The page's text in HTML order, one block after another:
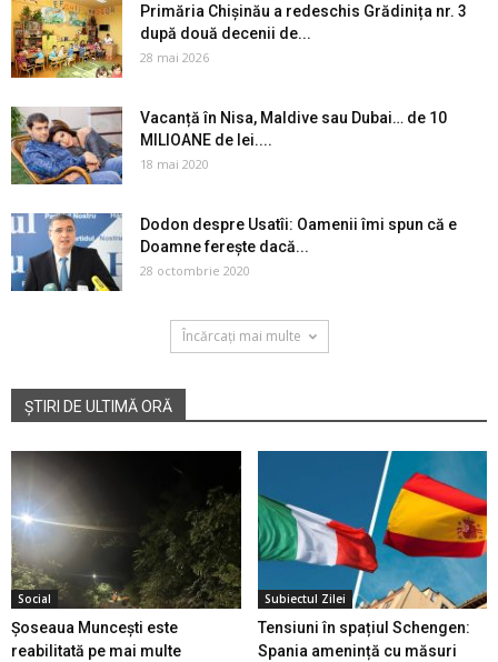
Primăria Chișinău a redeschis Grădinița nr. 3
după două decenii de...
28 mai 2026
Vacanță în Nisa, Maldive sau Dubai… de 10
MILIOANE de lei....
18 mai 2020
Dodon despre Usatîi: Oamenii îmi spun că e
Doamne ferește dacă...
28 octombrie 2020
Încărcați mai multe
ȘTIRI DE ULTIMĂ ORĂ
Social
Șoseaua Muncești este
reabilitată pe mai multe
Subiectul Zilei
Tensiuni în spațiul Schengen:
Spania amenință cu măsuri